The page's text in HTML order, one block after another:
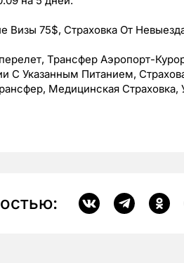
Визы 75$, Страховка От
Трансфер Аэропорт-
С Указанным Питанием,
Медицинская Страховка,